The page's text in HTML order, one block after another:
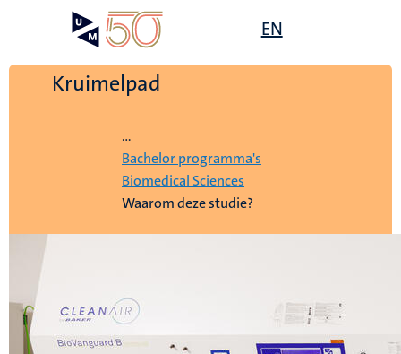
EN
the
Kruimelpad
...
Bachelor programma's
Biomedical Sciences
Waarom deze studie?